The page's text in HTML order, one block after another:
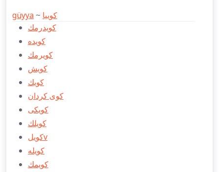
güyya ~ كوییا
كويدرمك
كويده
كويرمك
كويش
كويك
كوی كردان
كويكی
كويلك
كويلv
كويله
كويمك